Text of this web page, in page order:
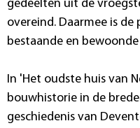
gedeelten uit de
overeind. Daarmee is
bestaande en
In 'Het oudste huis van
bouwhistorie in de
geschiedenis van